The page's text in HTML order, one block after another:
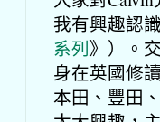
我有興趣認
系列》）。
身在英國修
本田、豐田